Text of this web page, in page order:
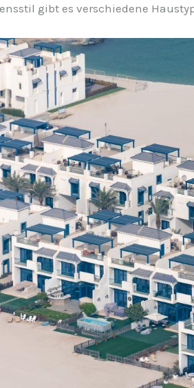
gibt es verschiedene